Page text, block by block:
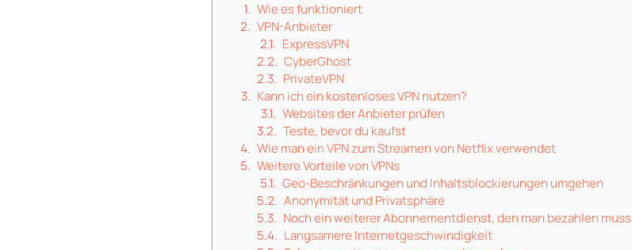
Wie es funktioniert
VPN-Anbieter
ExpressVPN
CyberGhost
PrivateVPN
Kann ich ein kostenloses VPN nutzen?
Websites der Anbieter prüfen
Teste, bevor du kaufst
Wie man ein VPN zum Streamen von Netflix verwendet
Weitere Vorteile von VPNs
Geo-Beschränkungen und Inhaltsblockierungen umgehen
Anonymität und Privatsphäre
Noch ein weiterer Abonnementdienst, den man bezahlen muss
Langsamere Internetgeschwindigkeit